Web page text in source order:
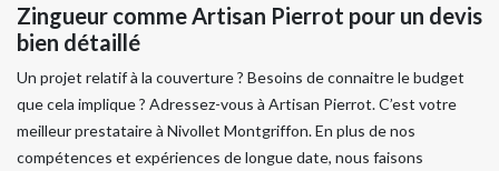
Zingueur comme Artisan Pierrot pour un devis
bien détaillé
Un projet relatif à la couverture ? Besoins de connaitre le budget
que cela implique ? Adressez-vous à Artisan Pierrot. C’est votre
meilleur prestataire à Nivollet Montgriffon. En plus de nos
compétences et expériences de longue date, nous faisons